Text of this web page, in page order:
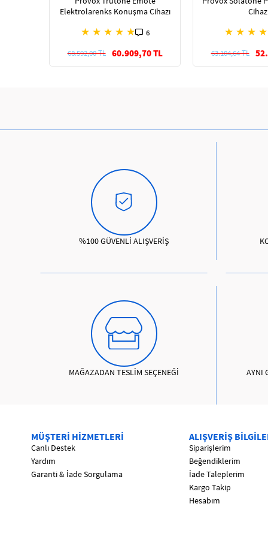
Elektrolarenks Konuşma Cihazı
★ ★ ★ ★ ★ 6
60.909,70 TL
68.592,00 TL
★ ★ ★ ★
63.104,64 TL
%100 GÜVENLİ ALIŞVERİŞ
MAĞAZADAN TESLİM SEÇENEĞİ AYNI
MÜŞTERİ HİZMETLERİ
Canlı Destek
Yardım
Garanti & İade Sorgulama
ALIŞVERİŞ
Siparişlerim
Beğendiklerim
İade Taleplerim
Kargo Takip
Hesabım